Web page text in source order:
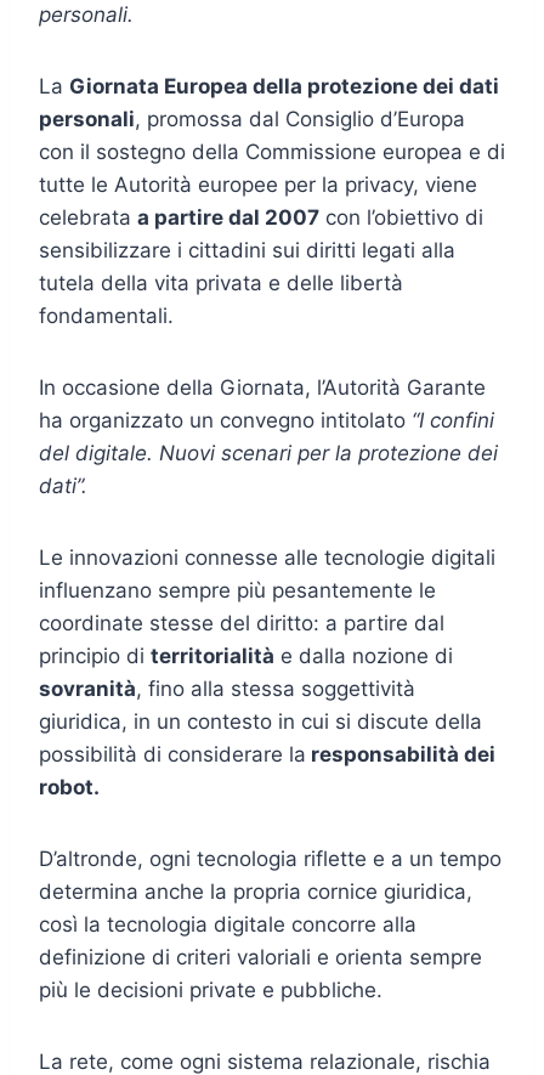
personali.
La Giornata Europea della protezione dei dati
personali, promossa dal Consiglio d’Europa
con il sostegno della Commissione europea e di
tutte le Autorità europee per la privacy, viene
celebrata a partire dal 2007 con l’obiettivo di
sensibilizzare i cittadini sui diritti legati alla
tutela della vita privata e delle libertà
fondamentali.
In occasione della Giornata, l’Autorità Garante
ha organizzato un convegno intitolato “I confini
del digitale. Nuovi scenari per la protezione dei
dati”.
Le innovazioni connesse alle tecnologie digitali
influenzano sempre più pesantemente le
coordinate stesse del diritto: a partire dal
principio di territorialità e dalla nozione di
sovranità, fino alla stessa soggettività
giuridica, in un contesto in cui si discute della
possibilità di considerare la responsabilità dei
robot.
D’altronde, ogni tecnologia riflette e a un tempo
determina anche la propria cornice giuridica,
così la tecnologia digitale concorre alla
definizione di criteri valoriali e orienta sempre
più le decisioni private e pubbliche.
La rete, come ogni sistema relazionale, rischia